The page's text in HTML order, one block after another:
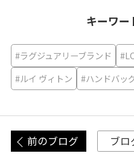
キーワー
#ラグジュアリーブランド
#ルイ ヴィトン
#ハンドバッ
前のブログ ブロ